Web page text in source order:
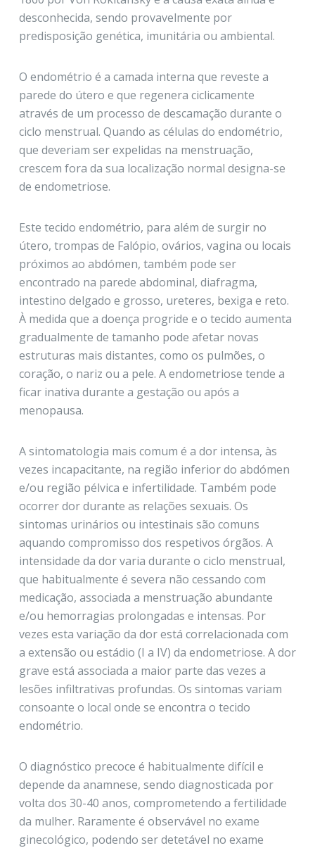
desconhecida, sendo provavelmente por
predisposição genética, imunitária ou ambiental.
O endométrio é a camada interna que reveste a
parede do útero e que regenera ciclicamente
através de um processo de descamação durante o
ciclo menstrual. Quando as células do endométrio,
que deveriam ser expelidas na menstruação,
crescem fora da sua localização normal designa-se
de endometriose.
Este tecido endométrio, para além de surgir no
útero, trompas de Falópio, ovários, vagina ou locais
próximos ao abdómen, também pode ser
encontrado na parede abdominal, diafragma,
intestino delgado e grosso, ureteres, bexiga e reto.
À medida que a doença progride e o tecido aumenta
gradualmente de tamanho pode afetar novas
estruturas mais distantes, como os pulmões, o
coração, o nariz ou a pele. A endometriose tende a
ficar inativa durante a gestação ou após a
menopausa.
A sintomatologia mais comum é a dor intensa, às
vezes incapacitante, na região inferior do abdómen
e/ou região pélvica e infertilidade. Também pode
ocorrer dor durante as relações sexuais. Os
sintomas urinários ou intestinais são comuns
aquando compromisso dos respetivos órgãos. A
intensidade da dor varia durante o ciclo menstrual,
que habitualmente é severa não cessando com
medicação, associada a menstruação abundante
e/ou hemorragias prolongadas e intensas. Por
vezes esta variação da dor está correlacionada com
a extensão ou estádio (I a IV) da endometriose. A dor
grave está associada a maior parte das vezes a
lesões infiltrativas profundas. Os sintomas variam
consoante o local onde se encontra o tecido
endométrio.
O diagnóstico precoce é habitualmente difícil e
depende da anamnese, sendo diagnosticada por
volta dos 30-40 anos, comprometendo a fertilidade
da mulher. Raramente é observável no exame
ginecológico, podendo ser detetável no exame